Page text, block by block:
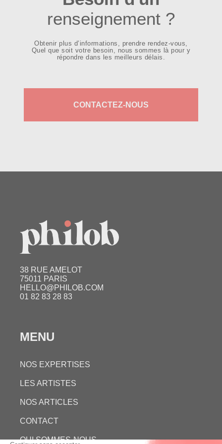
renseignement ?
Obtenir plus d’informations, prendre rendez-vous,
Quel que soit votre besoin, nous sommes là pour y
répondre dans les meilleurs délais.
CONTACTEZ-NOUS
38 RUE AMELOT
75011 PARIS
HELLO@PHILOB.COM
01 82 83 28 83
MENU
NOS EXPERTISES
LES ARTISTES
NOS ARTICLES
CONTACT
QUI SOMMES-NOUS